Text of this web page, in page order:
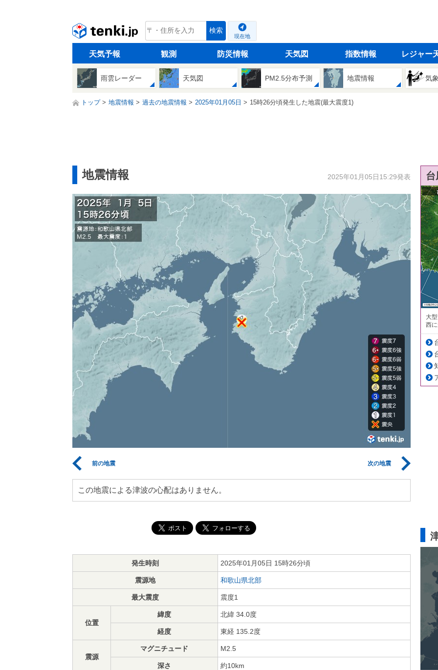
tenki.jp 検索
現在地
天気予報 観測 防災情報 天気図 指数情報 レジャー
雨雲レーダー 天気図 PM2.5分布予測 地震情報 気
トップ 地震情報 過去の地震情報 2025年01月05日 15時26分頃発生した地震(最大震度1)
地震情報 2025年01月05日15:29発表
前の地震 次の地震
この地震による津波の心配はありません。
発生時刻 2025年01月05日 15時26分頃
震源地 和歌山県北部
最大震度 震度1
位置
緯度 北緯 34.0度
経度 東経 135.2度
震源
マグニチュード M2.5
深さ 約10km
大
西